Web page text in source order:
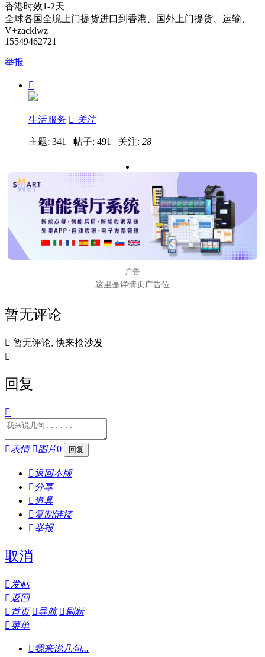
香港时效1-2天
全球各国全境上门提货进口到香港、国外上门提货、运输、
V+zacklwz
15549462721
举报

生活服务  关注
主题: 341 帖子: 491 关注: 28
广告
这里是详情页广告位
暂无评论
 暂无评论, 快来抢沙发

回复

表情 图片0
 返回本版
分享
 道具
 复制链接
举报
取消
发帖
 返回
 首页 导航 刷新
菜单
我来说几句...